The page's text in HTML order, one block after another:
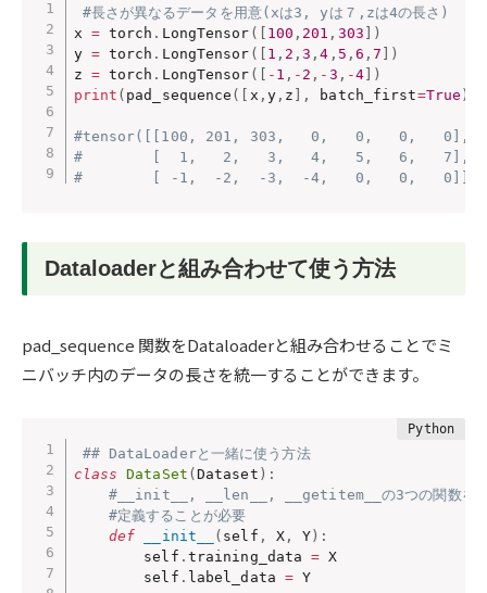
#長さが異なるデータを用意(xは3, yは７,zは4の長さ)
x = torch . LongTensor ( 100 , 201 , 303
)
y = torch . LongTensor ( 1 , 2 ,3 ,4 , 5 , 6 ,7
)
z = torch . LongTensor ( - 1 , - 2 , - 3 , -4]
)
print ( pad_sequence ( x , y, z , batch_first=True )
#tensor([[100, 201, 303,   0,   0,   0,   0],
#        [  1,   2,   3,   4,   5,   6,   7],
#        [ -1,  -2,  -3,  -4,   0,   0,   0]])
Dataloaderと組み合わせて使う方法
pad_sequence 関数をDataloaderと組み合わせることでミ
ニバッチ内のデータの長さを統一することができます。
## DataLoaderと一緒に使う方法
class
DataSet ( Dataset ) :
#__init__, __len__, __getitem__の3つの関数を
#定義することが必要
def
__init__ ( self , X, Y ) :
        self
. training_data = X
        self
. label_data = Y